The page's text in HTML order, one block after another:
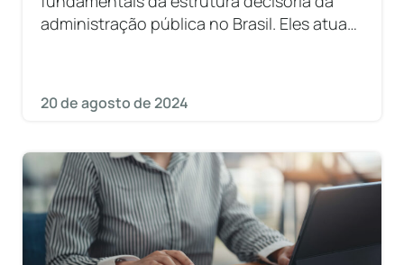
administração pública no Brasil. Eles atuam
20 de agosto de 2024